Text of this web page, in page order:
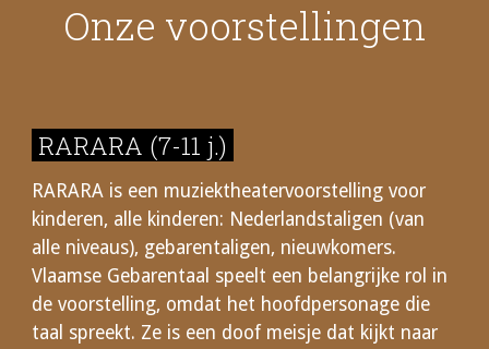
Onze voorstellingen
RARARA (7-11 j.)
RARARA is een muziektheatervoorstelling voor
kinderen, alle kinderen: Nederlandstaligen (van
alle niveaus), gebarentaligen, nieuwkomers.
Vlaamse Gebarentaal speelt een belangrijke rol in
de voorstelling, omdat het hoofdpersonage die
taal spreekt. Ze is een doof meisje dat kijkt naar